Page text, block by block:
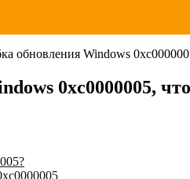
обновления Windows
0xc0000005,